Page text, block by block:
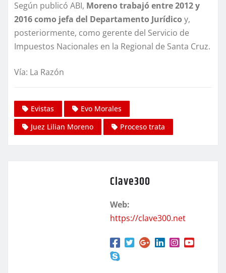
Según publicó ABI, Moreno trabajó entre 2012 y
2016 como jefa del Departamento Jurídico y,
posteriormente, como gerente del Servicio de
Impuestos Nacionales en la Regional de Santa Cruz.
Vía: La Razón
Evistas
Evo Morales
Juez Lilian Moreno
Proceso trata
Clave300
Web:
https://clave300.net